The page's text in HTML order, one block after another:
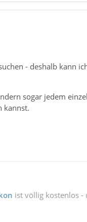
- deshalb kann
sogar jedem
kannst.
ist völlig kostenlos -